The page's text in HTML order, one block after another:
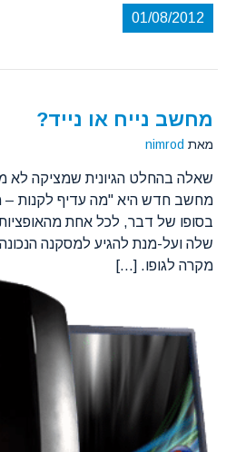
01/08/2012
מחשב נייח או נייד?
nimrod
שאלה בהחלט הגיונית שמציקה לא
מחשב חדש היא "מה עדיף לקנות –
בסופו של דבר, לכל אחת מהאופציות
שלה ועל-מנת להגיע למסקנה
מקרה לגופו. [...]